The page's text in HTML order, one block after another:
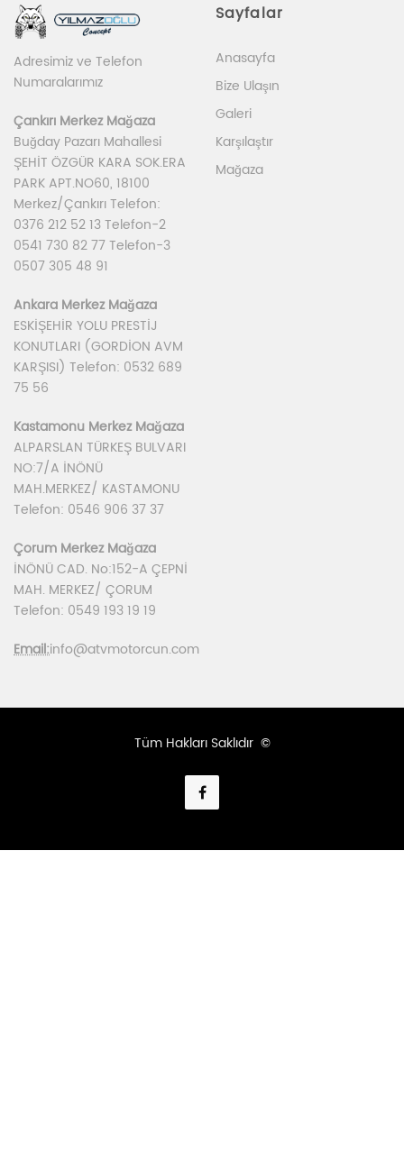
Adresimiz ve Telefon
Numaralarımız
Çankırı Merkez Mağaza
Buğday Pazarı Mahallesi
ŞEHİT ÖZGÜR KARA SOK.ERA
PARK APT.NO60, 18100
Merkez/Çankırı Telefon:
0376 212 52 13 Telefon-2
0541 730 82 77 Telefon-3
0507 305 48 91
Ankara Merkez Mağaza
ESKİŞEHİR YOLU PRESTİJ
KONUTLARI (GORDİON AVM
KARŞISI) Telefon: 0532 689
75 56
Kastamonu Merkez Mağaza
ALPARSLAN TÜRKEŞ BULVARI
NO:7/A İNÖNÜ
MAH.MERKEZ/ KASTAMONU
Telefon: 0546 906 37 37
Çorum Merkez Mağaza
İNÖNÜ CAD. No:152-A ÇEPNİ
MAH. MERKEZ/ ÇORUM
Telefon: 0549 193 19 19
Email:info@atvmotorcun.com
Sayfalar
Anasayfa
Bize Ulaşın
Galeri
Karşılaştır
Mağaza
Tüm Hakları Saklıdır ©